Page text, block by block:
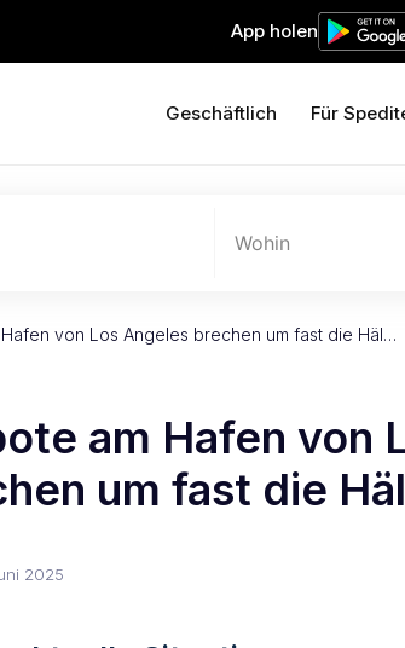
App holen
Geschäftlich Für
Wohin
von Los Angeles brechen um fast die Häl…
am Hafen von
um fast die
2025